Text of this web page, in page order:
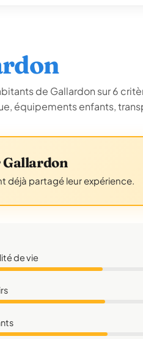
de Gallardon sur 6
équipements enfants,
Gallardon
déjà partagé leur expérience.
de vie